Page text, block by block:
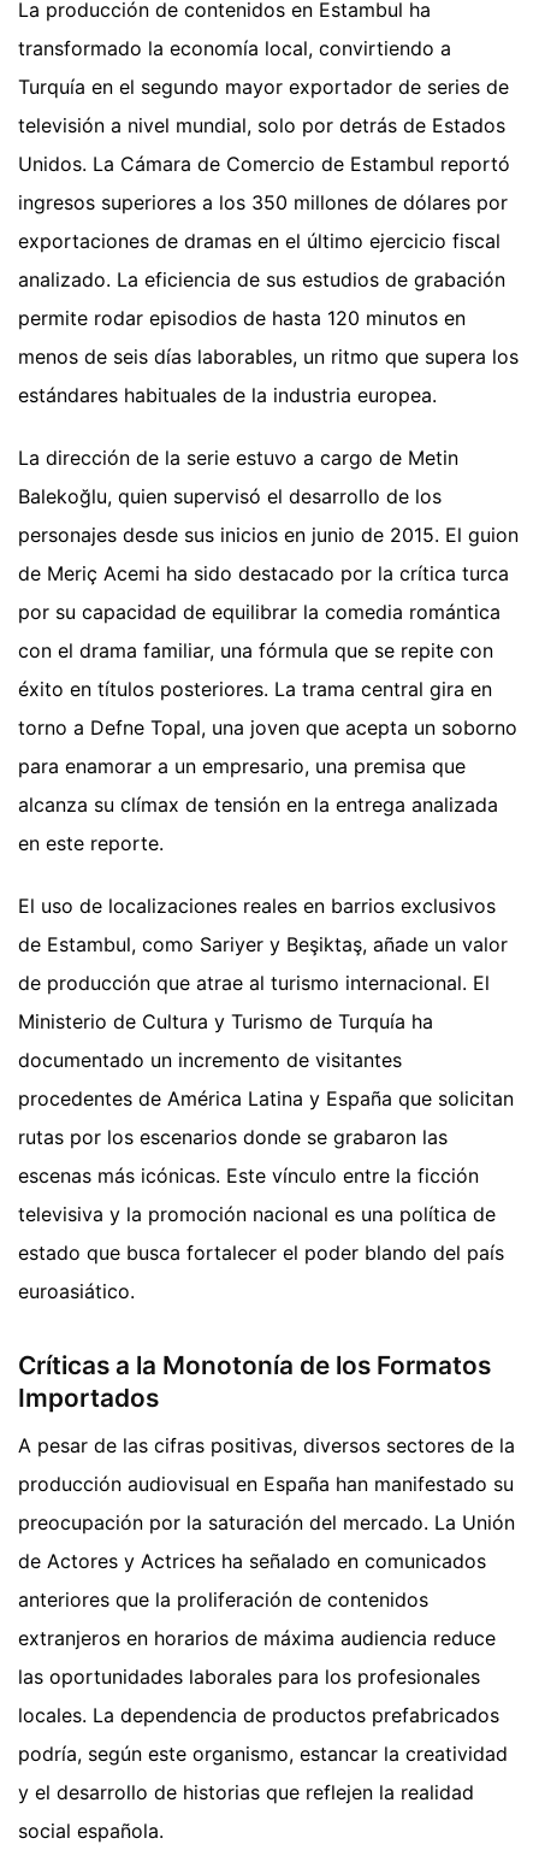
La producción de contenidos en Estambul ha
transformado la economía local, convirtiendo a
Turquía en el segundo mayor exportador de series de
televisión a nivel mundial, solo por detrás de Estados
Unidos. La Cámara de Comercio de Estambul reportó
ingresos superiores a los 350 millones de dólares por
exportaciones de dramas en el último ejercicio fiscal
analizado. La eficiencia de sus estudios de grabación
permite rodar episodios de hasta 120 minutos en
menos de seis días laborables, un ritmo que supera los
estándares habituales de la industria europea.
La dirección de la serie estuvo a cargo de Metin
Balekoğlu, quien supervisó el desarrollo de los
personajes desde sus inicios en junio de 2015. El guion
de Meriç Acemi ha sido destacado por la crítica turca
por su capacidad de equilibrar la comedia romántica
con el drama familiar, una fórmula que se repite con
éxito en títulos posteriores. La trama central gira en
torno a Defne Topal, una joven que acepta un soborno
para enamorar a un empresario, una premisa que
alcanza su clímax de tensión en la entrega analizada
en este reporte.
El uso de localizaciones reales en barrios exclusivos
de Estambul, como Sariyer y Beşiktaş, añade un valor
de producción que atrae al turismo internacional. El
Ministerio de Cultura y Turismo de Turquía ha
documentado un incremento de visitantes
procedentes de América Latina y España que solicitan
rutas por los escenarios donde se grabaron las
escenas más icónicas. Este vínculo entre la ficción
televisiva y la promoción nacional es una política de
estado que busca fortalecer el poder blando del país
euroasiático.
Críticas a la Monotonía de los Formatos
Importados
A pesar de las cifras positivas, diversos sectores de la
producción audiovisual en España han manifestado su
preocupación por la saturación del mercado. La Unión
de Actores y Actrices ha señalado en comunicados
anteriores que la proliferación de contenidos
extranjeros en horarios de máxima audiencia reduce
las oportunidades laborales para los profesionales
locales. La dependencia de productos prefabricados
podría, según este organismo, estancar la creatividad
y el desarrollo de historias que reflejen la realidad
social española.